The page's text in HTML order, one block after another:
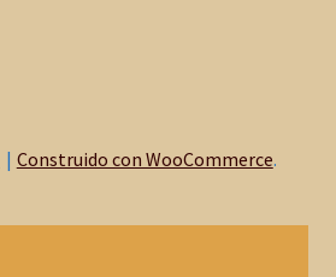
Construido con WooCommerce.